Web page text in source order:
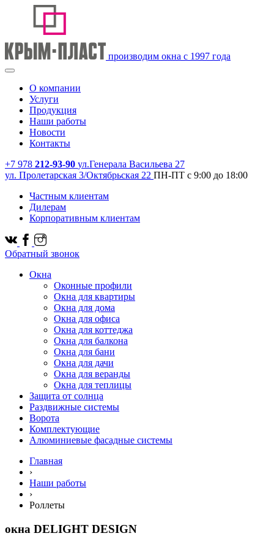
производим окна с 1997 года
О компании
Услуги
Продукция
Наши работы
Новости
Контакты
+7 978 212-93-90 ул.Генерала Васильева 27
ул. Пролетарская 3/Октябрьская 22 ПН-ПТ с 9:00 до 18:00
Частным клиентам
Дилерам
Корпоративным клиентам
Обратный звонок
Окна
Оконные профили
Окна для квартиры
Окна для дома
Окна для офиса
Окна для коттеджа
Окна для балкона
Окна для бани
Окна для дачи
Окна для веранды
Окна для теплицы
Защита от солнца
Раздвижные системы
Ворота
Комплектующие
Алюминиевые фасадные системы
Главная
›
Наши работы
›
Роллеты
окна DELIGHT DESIGN